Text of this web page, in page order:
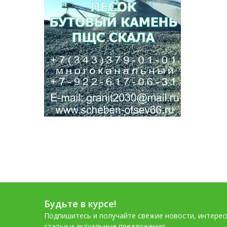
Будьте в курсе!
Подпишитесь и получайте свежие новости,